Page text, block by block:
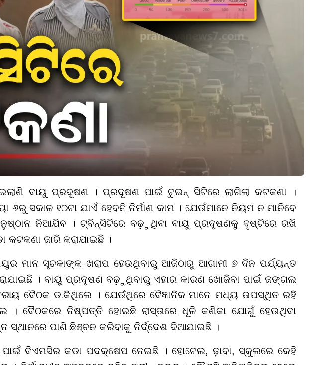
ବାୟୁ ପ୍ରଦୂଷଣ । ପ୍ରଦୂଷଣ ପାଇଁ ଟୁଇନ୍ ସିଟିରେ ଲାଗିଲା କଟକଣା ।
ସକାଳ ୧୦ଟା ଯାଏଁ ହେବନି ନିର୍ମାଣ କାମ । ଯେଉଁମାନେ ନିୟମ ନ ମାନିବେ
ନିଆଯିବ । ଟ୍ବିନ୍ସିଟିରେ ବଢ଼ୁଥିବା ବାୟୁ ପ୍ରଦୂଷଣକୁ ଦୃଷ୍ଟିରେ ରଖି
ଜାରି କରାଯାଇଛି ।
ମାନ ସୂଚକାଙ୍କ ଖରାପ ହେଉଥିବାରୁ ଆଜିଠାରୁ ଆଗାମୀ ୭ ଦିନ ପର୍ଯ୍ୟନ୍ତ
। ବାୟୁ ପ୍ରଦୂଷଣ ବଢ଼ୁଥିବାରୁ ଏହାର କାରଣ ଖୋଜିବା ପାଇଁ ଜଙ୍ଗଲ
ବୈଠକ ଡାକିଥିଲେ । ଯେଉଁଥିରେ ବୈଜ୍ଞାନିକ ମାନେ ମଧ୍ୟ ଉପସ୍ଥିତ ରହି
। ବୈଠକରେ ନିଷ୍ପତ୍ତି ହୋଇଛି ରାସ୍ତାରେ ଧୂଳି କଣିକା ଯୋଗୁଁ ହେଉଥିବା
ସ୍ଥାନରେ ପାଣି ଛିଞ୍ଚନ କରିବାକୁ ନିର୍ଦ୍ଦେଶ ଦିଆଯାଇଛି ।
ବିଏମସିର କଡା ପଦକ୍ଷେପ ନେଇଛି । ହୋଟେଲ, ଢ଼ାବା, ସ୍କୁଲରେ କେହି